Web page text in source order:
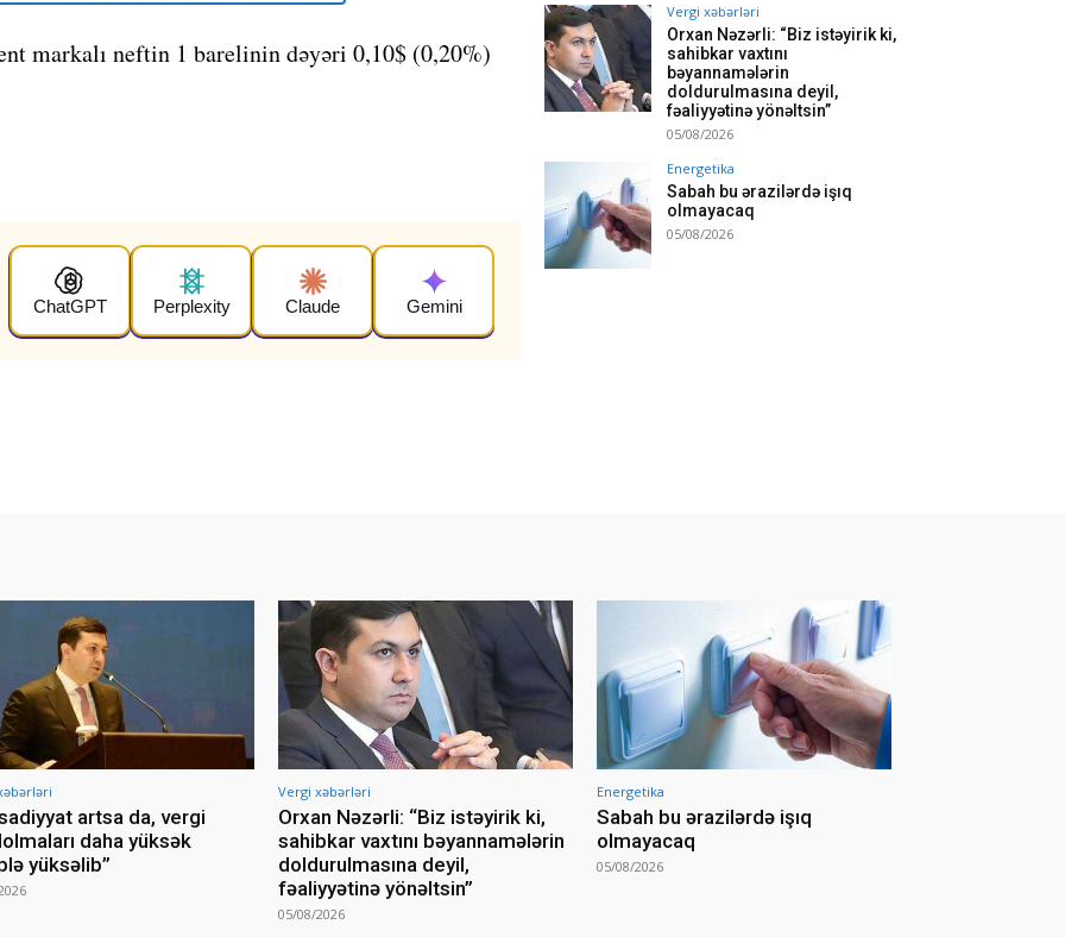
markalı neftin 1 barelinin dəyəri 0,10$ (0,20%)
ChatGPT Perplexity Claude Gemini
Vergi xəbərləri
Orxan Nəzərli: “Biz istəyirik ki,
sahibkar vaxtını
bəyannamələrin
doldurulmasına deyil,
fəaliyyətinə yönəltsin”
05/08/2026
Energetika
Sabah bu ərazilərdə işıq
olmayacaq
05/08/2026
artsa da, vergi
daha yüksək
yüksəlib”
Vergi xəbərləri
Orxan Nəzərli: “Biz istəyirik ki,
sahibkar vaxtını bəyannamələrin
doldurulmasına deyil,
fəaliyyətinə yönəltsin”
05/08/2026
Energetika
Sabah bu ərazilərdə işıq
olmayacaq
05/08/2026